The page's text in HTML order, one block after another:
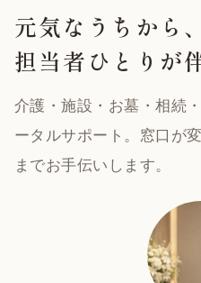
元気なうちから
担当者ひとりが
介護・施設・お墓・相続
ータルサポート。窓口が
までお手伝いします。